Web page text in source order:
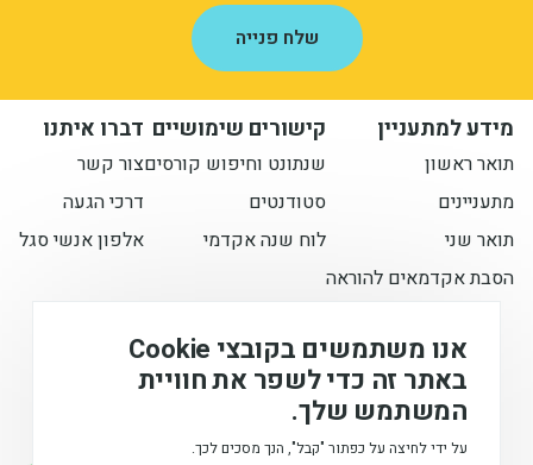
שלח פנייה
מידע למתעניין
תואר ראשון
מתעניינים
תואר שני
הסבת אקדמאים להוראה
קישורים שימושיים
שנתונט וחיפוש קורסים
סטודנטים
לוח שנה אקדמי
דברו איתנו
צור קשר
דרכי הגעה
אלפון אנשי סגל
המכללה האקדמית לחינוך ע"ש דוד ילין (ע.ר), © 2026
הישארו מעודכנים איתנו
אנו משתמשים בקובצי Cookie
באתר זה כדי לשפר את חוויית
המשתמש שלך.
על ידי לחיצה על כפתור "קבל", הנך מסכים לכך.